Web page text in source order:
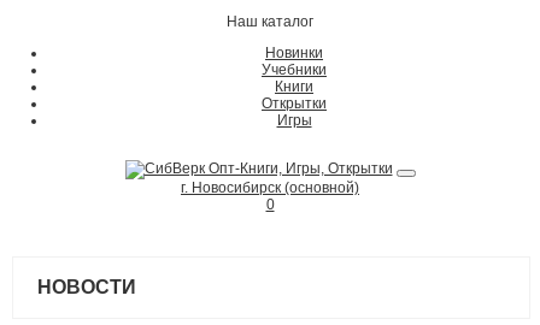
Наш каталог
Новинки
Учебники
Книги
Открытки
Игры
г. Новосибирск (основной)
0
НОВОСТИ